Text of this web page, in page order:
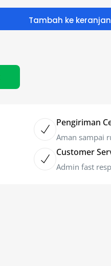
Tambah ke
Pengiriman
Aman sampai
Customer
Admin fast